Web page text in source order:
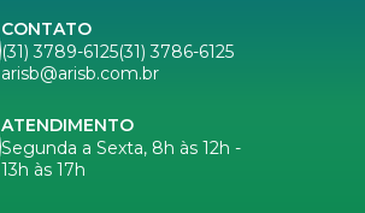
CONTATO
(31) 3789-6125(31) 3786-6125
arisb@arisb.com.br
ATENDIMENTO
Segunda a Sexta, 8h às 12h -
13h às 17h